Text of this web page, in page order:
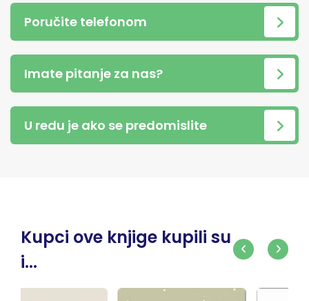
Poručite telefonom
Imate pitanje za nas?
U redu je ako se predomislite
Kupci ove knjige kupili su
i...